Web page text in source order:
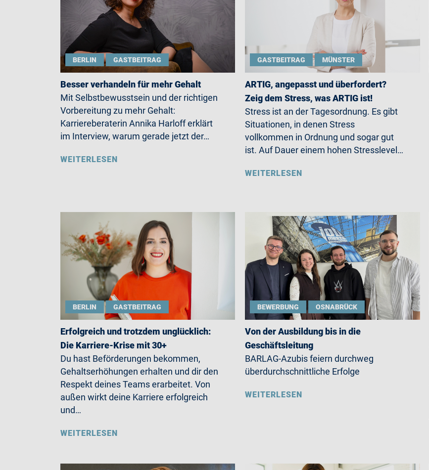
BERLIN GASTBEITRAG
Besser verhandeln für mehr Gehalt
Mit Selbstbewusstsein und der richtigen
Vorbereitung zu mehr Gehalt:
Karriereberaterin Annika Harloff erklärt
im Interview, warum gerade jetzt der…
WEITERLESEN
GASTBEITRAG MÜNSTER
ARTIG, angepasst und überfordert?
Zeig dem Stress, was ARTIG ist!
Stress ist an der Tagesordnung. Es gibt
Situationen, in denen Stress
vollkommen in Ordnung und sogar gut
ist. Auf Dauer einem hohen Stresslevel…
WEITERLESEN
BERLIN GASTBEITRAG
Erfolgreich und trotzdem unglücklich:
Die Karriere-Krise mit 30+
Du hast Beförderungen bekommen,
Gehaltserhöhungen erhalten und dir den
Respekt deines Teams erarbeitet. Von
außen wirkt deine Karriere erfolgreich
und…
WEITERLESEN
BEWERBUNG OSNABRÜCK
Von der Ausbildung bis in die
Geschäftsleitung
BARLAG-Azubis feiern durchweg
überdurchschnittliche Erfolge
WEITERLESEN